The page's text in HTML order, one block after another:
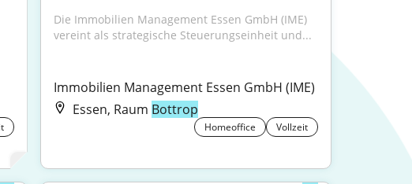
Die Immobilien Management Essen GmbH (IME)
vereint als strategische Steuerungseinheit und...
Immobilien Management Essen GmbH (IME)
Essen, Raum Bottrop
Homeoffice Vollzeit